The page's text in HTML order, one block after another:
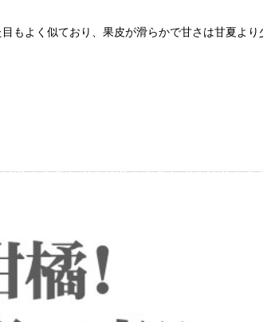
もよく似ており、果皮が滑らかで甘さは甘夏より